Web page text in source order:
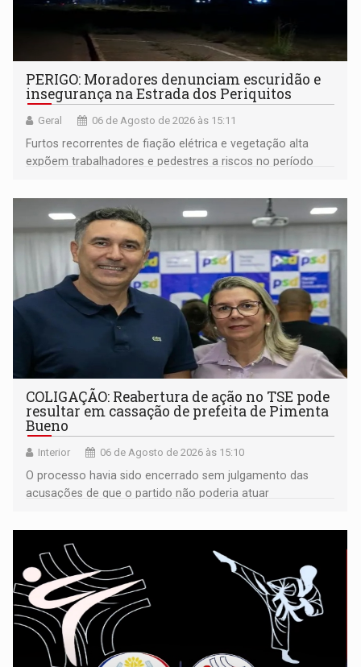
PERIGO: Moradores denunciam escuridão e
insegurança na Estrada dos Periquitos
Geral 06 de Agosto de 2026 às 15:11
Furtos recorrentes de fiação elétrica e vegetação alta
expõem trabalhadores e pedestres a riscos no período
COLIGAÇÃO: Reabertura de ação no TSE pode
resultar em cassação de prefeita de Pimenta
Bueno
Interior 06 de Agosto de 2026 às 15:10
O processo havia sido encerrado sem julgamento das
acusações de que o partido não poderia atuar